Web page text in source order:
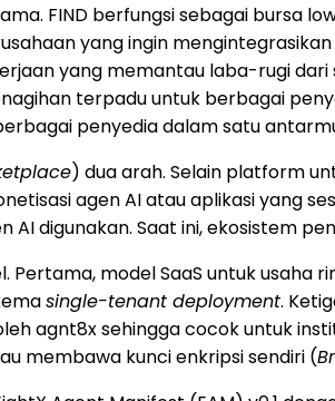
FIND berfungsi sebagai bursa
yang ingin
yang memantau laba-rugi
terpadu untuk berbagai
penyedia dalam satu
) dua arah. Selain platform
agen AI atau aplikasi yang
digunakan. Saat ini, ekosistem
model SaaS untuk usaha
single-tenant deployment.
agnt8x sehingga cocok untuk
membawa kunci enkripsi sendiri (